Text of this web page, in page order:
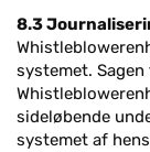
8.3
systemet.
sideløbende
systemet af